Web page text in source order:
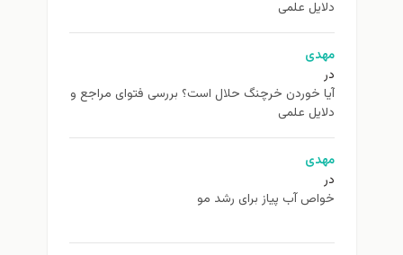
دلایل علمی
مهدی
در
آیا خوردن خرچنگ حلال است؟ بررسی فتوای مراجع و
دلایل علمی
مهدی
در
خواص آب پیاز برای رشد مو